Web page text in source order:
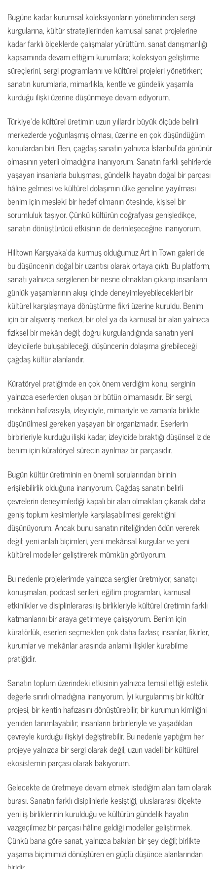
Bugüne kadar kurumsal koleksiyonların yönetiminden sergi
kurgularına, kültür stratejilerinden kamusal sanat projelerine
kadar farklı ölçeklerde çalışmalar yürüttüm. sanat danışmanlığı
kapsamında devam ettiğim kurumlara; koleksiyon geliştirme
süreçlerini, sergi programlarını ve kültürel projeleri yönetirken;
sanatın kurumlarla, mimarlıkla, kentle ve gündelik yaşamla
kurduğu ilişki üzerine düşünmeye devam ediyorum.
Türkiye’de kültürel üretimin uzun yıllardır büyük ölçüde belirli
merkezlerde yoğunlaşmış olması, üzerine en çok düşündüğüm
konulardan biri. Ben, çağdaş sanatın yalnızca İstanbul’da görünür
olmasının yeterli olmadığına inanıyorum. Sanatın farklı şehirlerde
yaşayan insanlarla buluşması, gündelik hayatın doğal bir parçası
hâline gelmesi ve kültürel dolaşımın ülke geneline yayılması
benim için mesleki bir hedef olmanın ötesinde, kişisel bir
sorumluluk taşıyor. Çünkü kültürün coğrafyası genişledikçe,
sanatın dönüştürücü etkisinin de derinleşeceğine inanıyorum.
Hilltown Karşıyaka’da kurmuş olduğumuz Art in Town galeri de
bu düşüncenin doğal bir uzantısı olarak ortaya çıktı. Bu platform,
sanatı yalnızca sergilenen bir nesne olmaktan çıkarıp insanların
günlük yaşamlarının akışı içinde deneyimleyebilecekleri bir
kültürel karşılaşmaya dönüştürme fikri üzerine kuruldu. Benim
için bir alışveriş merkezi, bir otel ya da kamusal bir alan yalnızca
fiziksel bir mekân değil; doğru kurgulandığında sanatın yeni
izleyicilerle buluşabileceği, düşüncenin dolaşıma girebileceği
çağdaş kültür alanlarıdır.
Küratöryel pratiğimde en çok önem verdiğim konu, serginin
yalnızca eserlerden oluşan bir bütün olmamasıdır. Bir sergi,
mekânın hafızasıyla, izleyiciyle, mimariyle ve zamanla birlikte
düşünülmesi gereken yaşayan bir organizmadır. Eserlerin
birbirleriyle kurduğu ilişki kadar, izleyicide bıraktığı düşünsel iz de
benim için küratöryel sürecin ayrılmaz bir parçasıdır.
Bugün kültür üretiminin en önemli sorularından birinin
erişilebilirlik olduğuna inanıyorum. Çağdaş sanatın belirli
çevrelerin deneyimlediği kapalı bir alan olmaktan çıkarak daha
geniş toplum kesimleriyle karşılaşabilmesi gerektiğini
düşünüyorum. Ancak bunu sanatın niteliğinden ödün vererek
değil; yeni anlatı biçimleri, yeni mekânsal kurgular ve yeni
kültürel modeller geliştirerek mümkün görüyorum.
Bu nedenle projelerimde yalnızca sergiler üretmiyor; sanatçı
konuşmaları, podcast serileri, eğitim programları, kamusal
etkinlikler ve disiplinlerarası iş birlikleriyle kültürel üretimin farklı
katmanlarını bir araya getirmeye çalışıyorum. Benim için
küratörlük, eserleri seçmekten çok daha fazlası; insanlar, fikirler,
kurumlar ve mekânlar arasında anlamlı ilişkiler kurabilme
pratiğidir.
Sanatın toplum üzerindeki etkisinin yalnızca temsil ettiği estetik
değerle sınırlı olmadığına inanıyorum. İyi kurgulanmış bir kültür
projesi, bir kentin hafızasını dönüştürebilir; bir kurumun kimliğini
yeniden tanımlayabilir; insanların birbirleriyle ve yaşadıkları
çevreyle kurduğu ilişkiyi değiştirebilir. Bu nedenle yaptığım her
projeye yalnızca bir sergi olarak değil, uzun vadeli bir kültürel
ekosistemin parçası olarak bakıyorum.
Gelecekte de üretmeye devam etmek istediğim alan tam olarak
burası. Sanatın farklı disiplinlerle kesiştiği, uluslararası ölçekte
yeni iş birliklerinin kurulduğu ve kültürün gündelik hayatın
vazgeçilmez bir parçası hâline geldiği modeller geliştirmek.
Çünkü bana göre sanat, yalnızca bakılan bir şey değil; birlikte
yaşama biçimimizi dönüştüren en güçlü düşünce alanlarından